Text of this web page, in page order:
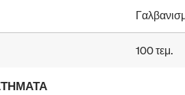
100 τεμ.